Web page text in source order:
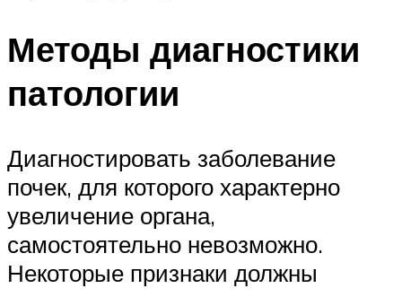
Методы диагностики
патологии
Диагностировать заболевание
почек, для которого характерно
увеличение органа,
самостоятельно невозможно.
Некоторые признаки должны